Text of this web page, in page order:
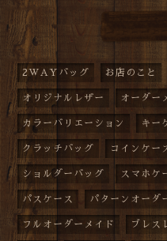
2WAYバッグ お店のこと
オリジナルレザー オーダー
カラーバリエーション キー
クラッチバッグ コインケー
ショルダーバッグ スマホケ
パスケース パターンオーダ
フルオーダーメイド ブレス